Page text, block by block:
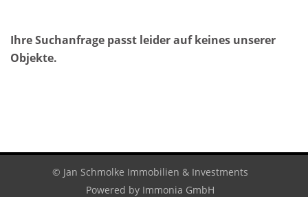
Ihre Suchanfrage passt leider auf keines unserer
Objekte.
© Jan Schmolke Immobilien & Investments
Powered by Immonia GmbH